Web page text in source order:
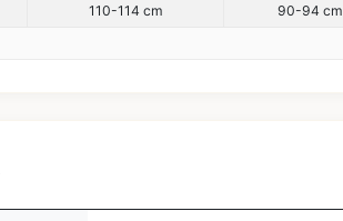
110-114 cm 90-94 cm